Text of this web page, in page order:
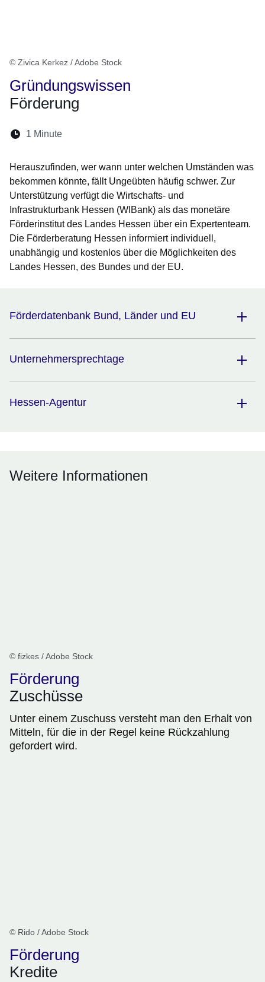
© Zivica Kerkez / Adobe Stock
Gründungswissen
Förderung
Lesedauer:
1 Minute
Herauszufinden, wer wann unter welchen Umständen was
bekommen könnte, fällt Ungeübten häufig schwer. Zur
Unterstützung verfügt die Wirtschafts- und
Infrastrukturbank Hessen (WIBank) als das monetäre
Förderinstitut des Landes Hessen über ein Expertenteam.
Die Förderberatung Hessen informiert individuell,
unabhängig und kostenlos über die Möglichkeiten des
Landes Hessen, des Bundes und der EU.
Förderdatenbank Bund, Länder und EU
Unternehmersprechtage
Hessen-Agentur
Weitere Informationen
© fizkes / Adobe Stock
Förderung
Zuschüsse
Unter einem Zuschuss versteht man den Erhalt von
Mitteln, für die in der Regel keine Rückzahlung
gefordert wird.
© Rido / Adobe Stock
Förderung
Kredite